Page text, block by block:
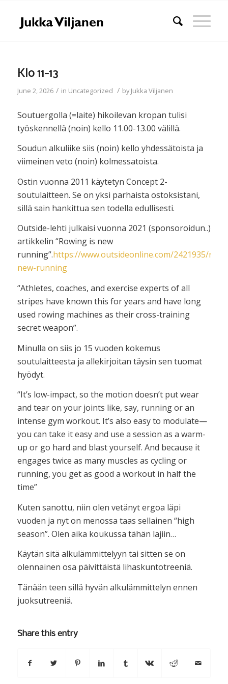
Klo 11-13
June 2, 2026 / in Uncategorized / byJukka Viljanen
Soutuergolla (=laite) hikoilevan kropan tulisi
työskennellä (noin) kello 11.00-13.00 välillä.
Soudun alkuliike siis (noin) kello yhdessätoista ja
viimeinen veto (noin) kolmessatoista.
Ostin vuonna 2011 käytetyn Concept 2-
soutulaitteen. Se on yksi parhaista ostoksistani,
sillä sain hankittua sen todella edullisesti.
Outside-lehti julkaisi vuonna 2021 (sponsoroidun..)
artikkelin “Rowing is new
running”.https://www.outsideonline.com/2421935/
new-running
“Athletes, coaches, and exercise experts of all
stripes have known this for years and have long
used rowing machines as their cross-training
secret weapon”.
Minulla on siis jo 15 vuoden kokemus
soutulaitteesta ja allekirjoitan täysin sen tuomat
hyödyt.
“It’s low-impact, so the motion doesn’t put wear
and tear on your joints like, say, running or an
intense gym workout. It’s also easy to modulate—
you can take it easy and use a session as a warm-
up or go hard and blast yourself. And because it
engages twice as many muscles as cycling or
running, you get as good a workout in half the
time”
Kuten sanottu, niin olen vetänyt ergoa läpi
vuoden ja nyt on menossa taas sellainen “high
season”. Olen aika koukussa tähän lajiin…
Käytän sitä alkulämmittelyyn tai sitten se on
olennainen osa päivittäistä lihaskuntotreeniä.
Tänään teen sillä hyvän alkulämmittelyn ennen
juoksutreeniä.
Share this entry